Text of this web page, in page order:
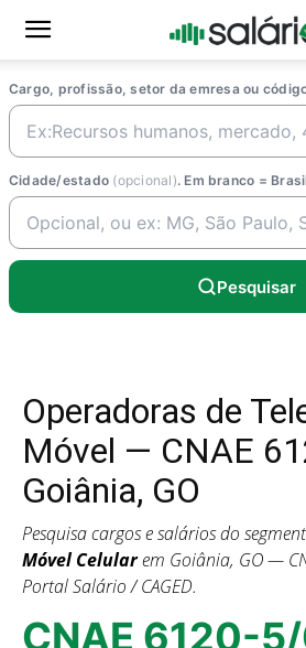
Cargo, profissão, setor da emresa ou
Cidade/estado (opcional). Em branco =
Pesquisar
Operadoras de
Móvel — CNAE
Goiânia, GO
Pesquisa cargos e salários do
Móvel Celularem Goiânia, GO —
Portal Salário / CAGED.
CNAE 6120-